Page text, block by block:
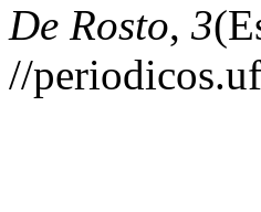
De Rosto, 3
//